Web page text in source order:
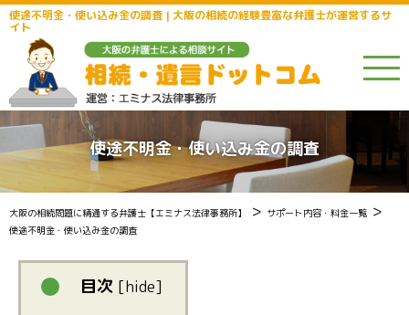
使途不明金・使い込み金の調査 | 大阪の相続の経験豊富な弁護士が運営するサ
イト
使途不明金・使い込み金の調査
大阪の相続問題に精通する弁護士【エミナス法律事務所】 > サポート内容・料金一覧 >
使途不明金・使い込み金の調査
目次 [hide]